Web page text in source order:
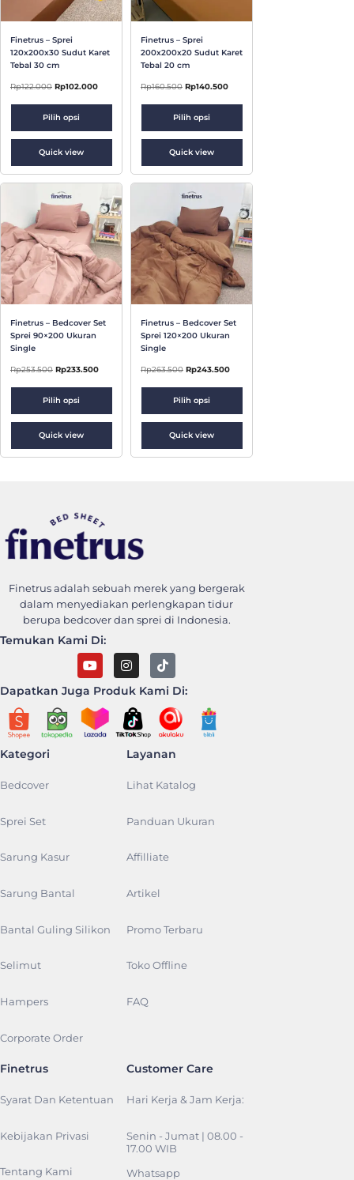
Finetrus – Sprei
120x200x30 Sudut Karet
Tebal 30 cm
Rp122.000 Rp102.000
Pilih opsi
Quick view
Finetrus – Sprei
200x200x20 Sudut Karet
Tebal 20 cm
Rp160.500 Rp140.500
Pilih opsi
Quick view
Finetrus – Bedcover Set
Sprei 90×200 Ukuran
Single
Rp253.500 Rp233.500
Pilih opsi
Quick view
Finetrus – Bedcover Set
Sprei 120×200 Ukuran
Single
Rp263.500 Rp243.500
Pilih opsi
Quick view
Finetrus Bedcover
Sweet Dream With Finetrus
Finetrus adalah sebuah merek yang bergerak
dalam menyediakan perlengkapan tidur
berupa bedcover dan sprei di Indonesia.
Temukan Kami Di:
Dapatkan Juga Produk Kami Di:
Kategori
Bedcover
Sprei Set
Sarung Kasur
Sarung Bantal
Bantal Guling Silikon
Selimut
Hampers
Corporate Order
Layanan
Lihat Katalog
Panduan Ukuran
Affilliate
Artikel
Promo Terbaru
Toko Offline
FAQ
Finetrus
Syarat Dan Ketentuan
Kebijakan Privasi
Tentang Kami
Customer Care
Hari Kerja & Jam Kerja:
Senin - Jumat | 08.00 -
17.00 WIB
Whatsapp